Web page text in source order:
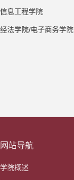
信息工程学院
经法学院/电子商务学院
网站导航
学院概述